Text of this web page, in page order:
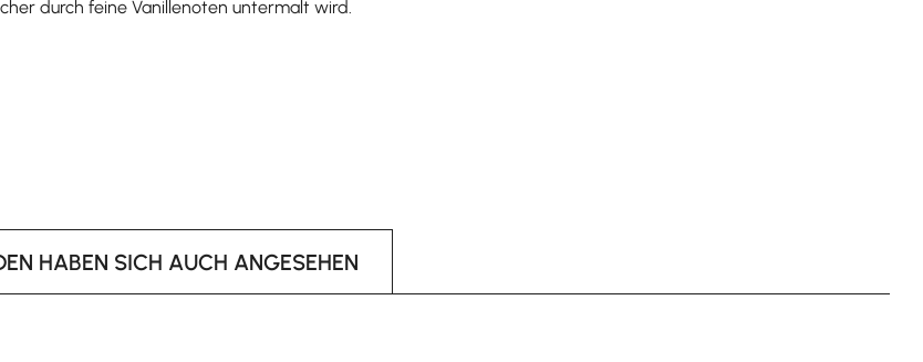
durch feine Vanillenoten untermalt wird.
HABEN SICH AUCH ANGESEHEN